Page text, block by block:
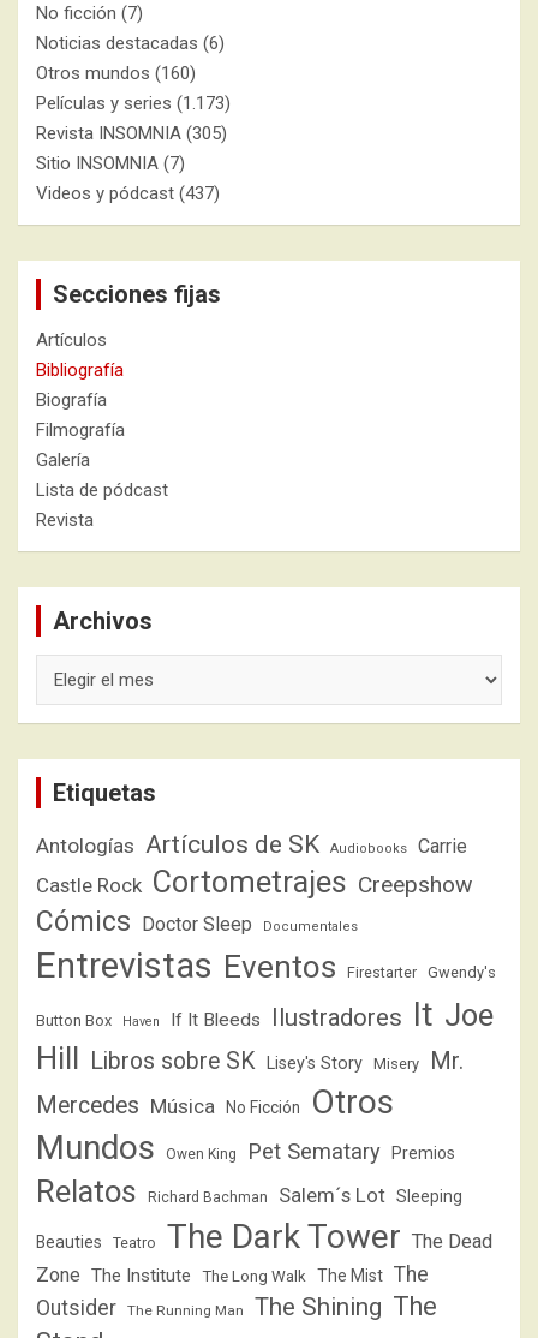
No ficción (7)
Noticias destacadas (6)
Otros mundos (160)
Películas y series (1.173)
Revista INSOMNIA (305)
Sitio INSOMNIA (7)
Videos y pódcast (437)
Secciones fijas
Artículos
Bibliografía
Biografía
Filmografía
Galería
Lista de pódcast
Revista
Archivos
Etiquetas
Antologías Artículos de SK Audiobooks Carrie
Castle Rock Cortometrajes Creepshow
Cómics Doctor Sleep Documentales
Entrevistas Eventos Firestarter Gwendy's
Button Box Haven If It Bleeds Ilustradores It Joe
Hill Libros sobre SK Lisey's Story Misery
Mr.
Mercedes Música No Ficción
Otros
Mundos
Owen King Pet Sematary Premios
Relatos Richard Bachman Salem´s Lot Sleeping
Beauties Teatro The Dark Tower The Dead
Zone The Institute The Long Walk The Mist The
Outsider
The Running Man The Shining The